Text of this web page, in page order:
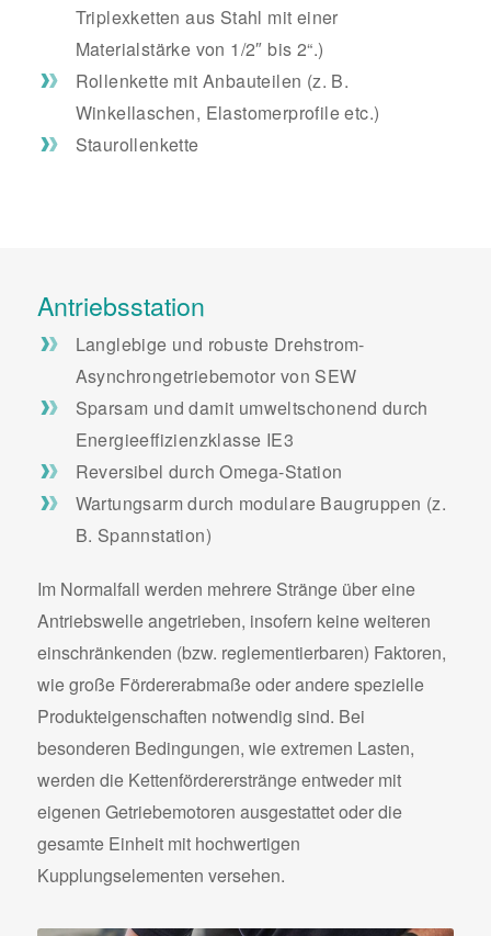
Triplexketten aus Stahl mit einer
Materialstärke von 1/2″ bis 2“.)
Rollenkette mit Anbauteilen (z. B.
Winkellaschen, Elastomerprofile etc.)
Staurollenkette
Antriebsstation
Langlebige und robuste Drehstrom-
Asynchrongetriebemotor von SEW
Sparsam und damit umweltschonend durch
Energieeffizienzklasse IE3
Reversibel durch Omega-Station
Wartungsarm durch modulare Baugruppen (z.
B. Spannstation)
Im Normalfall werden mehrere Stränge über eine
Antriebswelle angetrieben, insofern keine weiteren
einschränkenden (bzw. reglementierbaren) Faktoren,
wie große Fördererabmaße oder andere spezielle
Produkteigenschaften notwendig sind. Bei
besonderen Bedingungen, wie extremen Lasten,
werden die Kettenfördererstränge entweder mit
eigenen Getriebemotoren ausgestattet oder die
gesamte Einheit mit hochwertigen
Kupplungselementen versehen.